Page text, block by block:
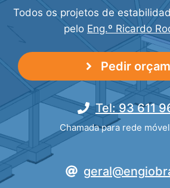
Todos os projetos de
pelo Eng.º Ricardo
Pedir
Tel: 93 611
Chamada para rede